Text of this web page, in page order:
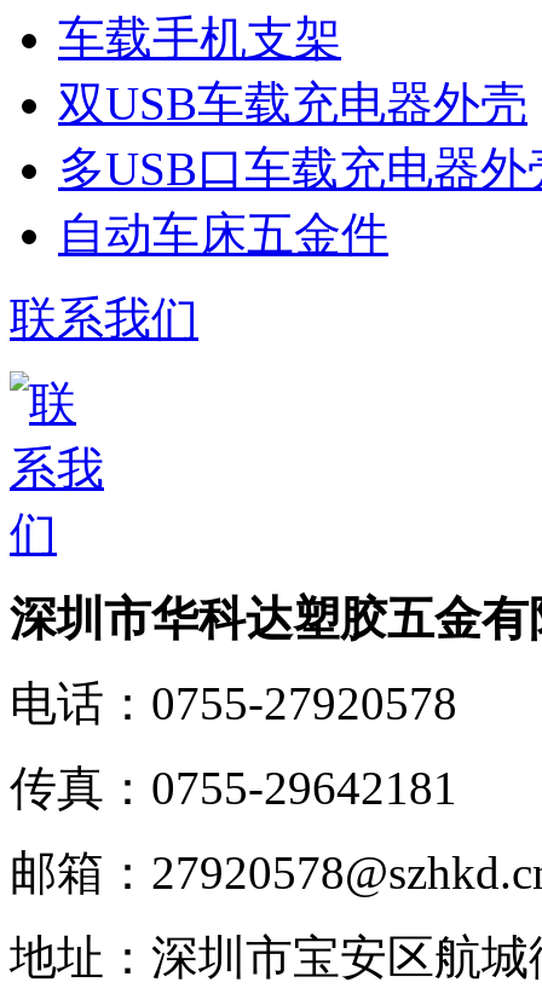
车载手机支架
双USB车载充电器外壳
多USB口车载充电器外
自动车床五金件
联系我们
深圳市华科达塑胶五金有
电话： 0755-27920578
传真： 0755-29642181
邮箱：
地址： 深圳市宝安区航